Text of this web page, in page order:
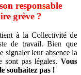
responsable
grève ?
à la Collectivité de
de travail. Bien que
signaler leur absence la
sont pas légales. Vous
souhaitez pas !